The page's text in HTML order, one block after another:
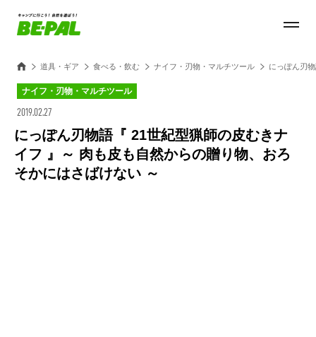
道具・ギア 食べる・飲む ナイフ・刃物・マルチツール にっぽん刃
ナイフ・刃物・マルチツール
2019.02.27
にっぽん刃物語『 21世紀型猟師の皮むきナ
イフ 』～ 肉も皮も自然からの贈り物、おろ
そかにはさばけない ～